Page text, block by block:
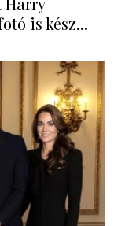
is kész...